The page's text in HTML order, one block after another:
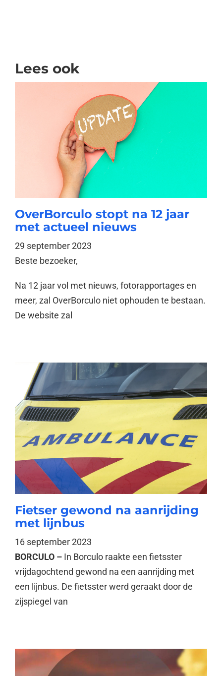
Lees ook
OverBorculo stopt na 12 jaar
met actueel nieuws
29 september 2023
Beste bezoeker,
Na 12 jaar vol met nieuws, fotorapportages en
meer, zal OverBorculo niet ophouden te bestaan.
De website zal
Fietser gewond na aanrijding
met lijnbus
16 september 2023
BORCULO – In Borculo raakte een fietsster
vrijdagochtend gewond na een aanrijding met
een lijnbus. De fietsster werd geraakt door de
zijspiegel van